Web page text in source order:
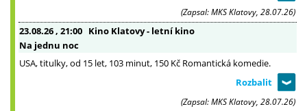
(Zapsal: MKS Klatovy, 28.07.26)
23.08.26 , 21:00 Kino Klatovy - letní kino
Na jednu noc
USA, titulky, od 15 let, 103 minut, 150 Kč Romantická komedie.
(Zapsal: MKS Klatovy, 28.07.26)